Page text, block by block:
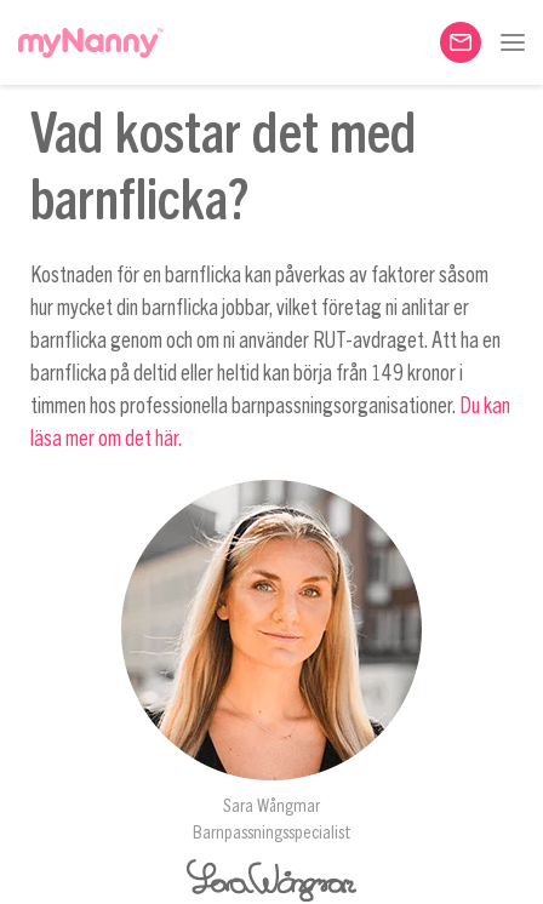
Vad kostar det med
barnflicka?
Kostnaden för en barnflicka kan påverkas av faktorer såsom
hur mycket din barnflicka jobbar, vilket företag ni anlitar er
barnflicka genom och om ni använder RUT-avdraget. Att ha en
barnflicka på deltid eller heltid kan börja från 149 kronor i
timmen hos professionella barnpassningsorganisationer. Du kan
läsa mer om det här.
Sara Wångmar
Barnpassningsspecialist